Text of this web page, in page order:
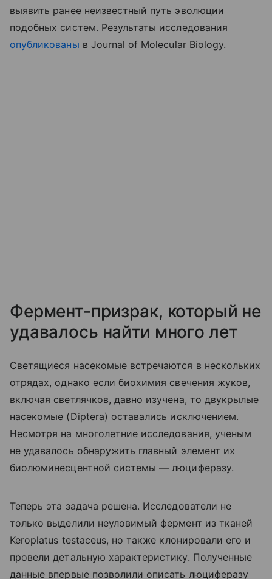
выявить ранее неизвестный путь эволюции
подобных систем. Результаты исследования
опубликованы в Journal of Molecular Biology.
Фермент-призрак, который не
удавалось найти много лет
Светящиеся насекомые встречаются в нескольких
отрядах, однако если биохимия свечения жуков,
включая светлячков, давно изучена, то двукрылые
насекомые (Diptera) оставались исключением.
Несмотря на многолетние исследования, ученым
не удавалось обнаружить главный элемент их
биолюминесцентной системы — люциферазу.
Теперь эта задача решена. Исследователи не
только выделили неуловимый фермент из тканей
Keroplatus testaceus, но также клонировали его и
провели детальную характеристику. Полученные
данные впервые позволили описать люциферазу